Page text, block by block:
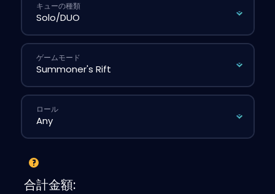
キューの種類
ゲームモード
ロール
合計金額: